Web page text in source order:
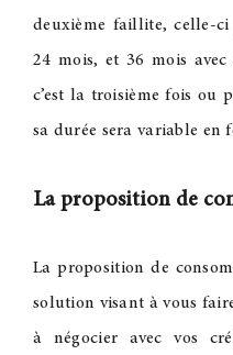
deuxième faillite, celle-ci
24 mois, et 36 mois avec
c’est la troisième fois ou
sa durée sera variable en
La proposition de
La proposition de
solution visant à vous
à négocier avec vos